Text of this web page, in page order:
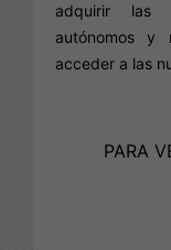
adquirir las
autónomos y
acceder a las
PARA